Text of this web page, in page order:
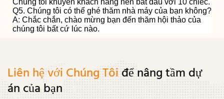
Chúng tôi khuyên khách hàng nên bắt đầu với 10 chiếc.
Q5. Chúng tôi có thể ghé thăm nhà máy của bạn không?
A: Chắc chắn, chào mừng bạn đến thăm hội thảo của
chúng tôi bất cứ lúc nào.
Liên hệ với Chúng Tôi để nâng tầm dự
án của bạn